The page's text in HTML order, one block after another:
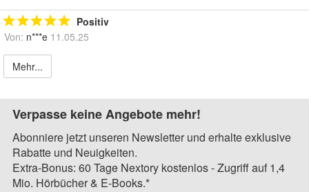
Positiv
Von: n***e 11.05.25
Mehr...
Verpasse keine Angebote mehr!
Abonniere jetzt unseren Newsletter und erhalte exklusive
Rabatte und Neuigkeiten.
Extra-Bonus: 60 Tage Nextory kostenlos - Zugriff auf 1,4
Mio. Hörbücher & E-Books.*